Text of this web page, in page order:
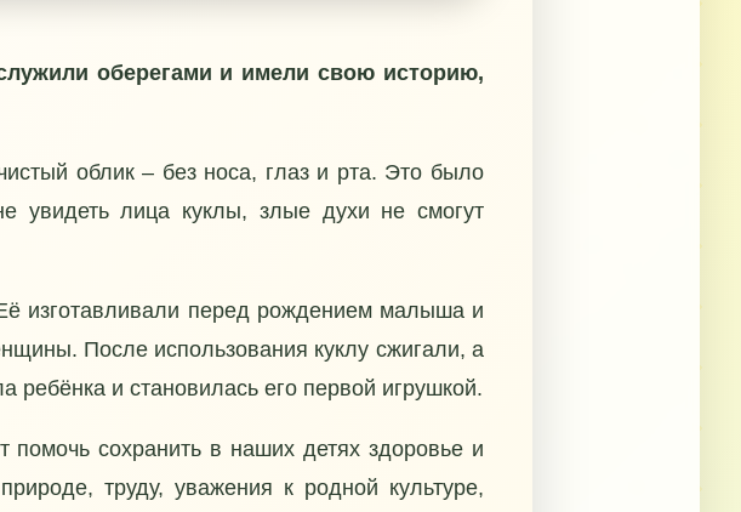
оберегами и имели свою историю,
облик ‒ без носа, глаз и рта. Это было
увидеть лица куклы, злые духи не смогут
изготавливали перед рождением малыша и
После использования куклу сжигали, а
и становилась его первой игрушкой.
сохранить в наших детях здоровье и
труду, уважения к родной культуре,